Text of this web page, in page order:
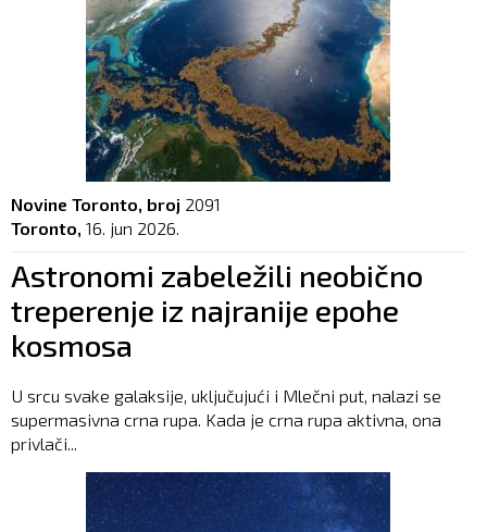
Novine Toronto, broj 2091
Toronto, 16. jun 2026.
Astronomi zabeležili neobično
treperenje iz najranije epohe
kosmosa
U srcu svake galaksije, uključujući i Mlečni put, nalazi se
supermasivna crna rupa. Kada je crna rupa aktivna, ona
privlači...